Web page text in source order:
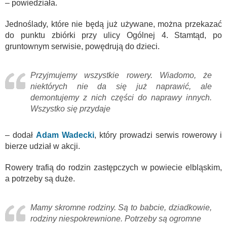
– powiedziała.
Jednoślady, które nie będą już używane, można przekazać
do punktu zbiórki przy ulicy Ogólnej 4. Stamtąd, po
gruntownym serwisie, powędrują do dzieci.
Przyjmujemy wszystkie rowery. Wiadomo, że
niektórych nie da się już naprawić, ale
demontujemy z nich części do naprawy innych.
Wszystko się przydaje
– dodał Adam Wadecki, który prowadzi serwis rowerowy i
bierze udział w akcji.
Rowery trafią do rodzin zastępczych w powiecie elbląskim,
a potrzeby są duże.
Mamy skromne rodziny. Są to babcie, dziadkowie,
rodziny niespokrewnione. Potrzeby są ogromne